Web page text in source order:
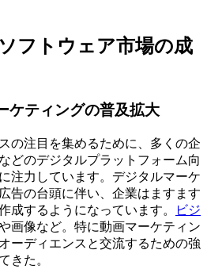
フトウェア市場の成
ケティングの普及拡大
の注目を集めるために、多くの企
どのデジタルプラットフォーム向
注力しています。デジタルマーケ
告の台頭に伴い、企業はますます
成するようになっています。
ビジ
画像など。特に動画マーケティン
ーディエンスと交流するための強
きた。